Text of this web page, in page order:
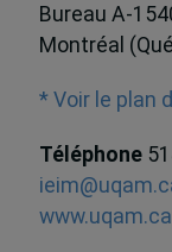
Bureau A-
Montréal
* Voir le plan
Téléphone
www.uqam.ca